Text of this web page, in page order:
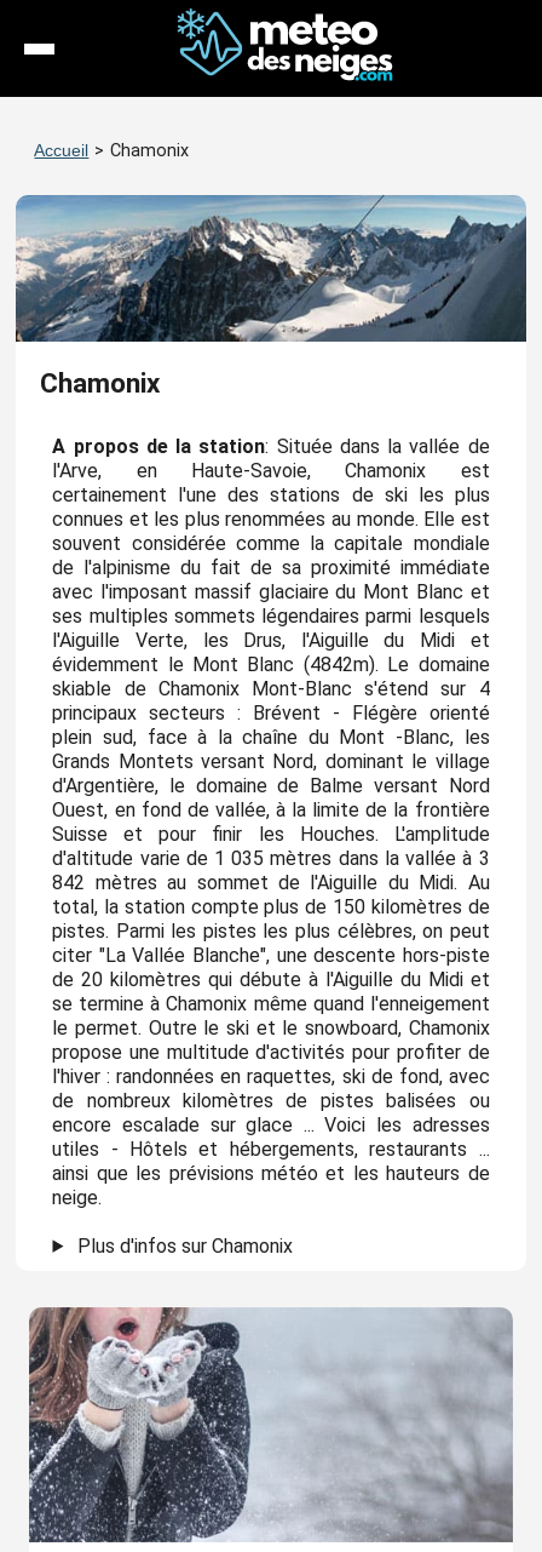
Stations
Webcams
Accueil > Chamonix
Chamonix
A propos de la station: Située dans la vallée de
l'Arve, en Haute-Savoie, Chamonix est
certainement l'une des stations de ski les plus
connues et les plus renommées au monde. Elle est
souvent considérée comme la capitale mondiale
de l'alpinisme du fait de sa proximité immédiate
avec l'imposant massif glaciaire du Mont Blanc et
ses multiples sommets légendaires parmi lesquels
l'Aiguille Verte, les Drus, l'Aiguille du Midi et
évidemment le Mont Blanc (4842m). Le domaine
skiable de Chamonix Mont-Blanc s'étend sur 4
principaux secteurs : Brévent - Flégère orienté
plein sud, face à la chaîne du Mont -Blanc, les
Grands Montets versant Nord, dominant le village
d'Argentière, le domaine de Balme versant Nord
Ouest, en fond de vallée, à la limite de la frontière
Suisse et pour finir les Houches. L'amplitude
d'altitude varie de 1 035 mètres dans la vallée à 3
842 mètres au sommet de l'Aiguille du Midi. Au
total, la station compte plus de 150 kilomètres de
pistes. Parmi les pistes les plus célèbres, on peut
citer "La Vallée Blanche", une descente hors-piste
de 20 kilomètres qui débute à l'Aiguille du Midi et
se termine à Chamonix même quand l'enneigement
le permet. Outre le ski et le snowboard, Chamonix
propose une multitude d'activités pour profiter de
l'hiver : randonnées en raquettes, ski de fond, avec
de nombreux kilomètres de pistes balisées ou
encore escalade sur glace ... Voici les adresses
utiles - Hôtels et hébergements, restaurants ...
ainsi que les prévisions météo et les hauteurs de
neige.
Plus d'infos sur Chamonix